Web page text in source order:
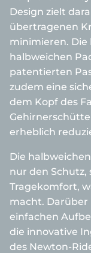
Design zielt
übertragenen
minimieren.
halbweichen
patentierten
zudem eine
dem Kopf des
erheblich
Die
nur den Schutz,
Tragekomfort,
macht. Darüber
einfachen
die innovative
des Newton-